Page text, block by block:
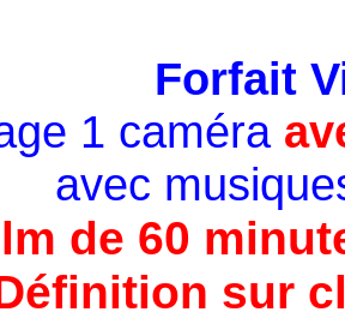
Forfait
1 caméra
avec
de 60
sur